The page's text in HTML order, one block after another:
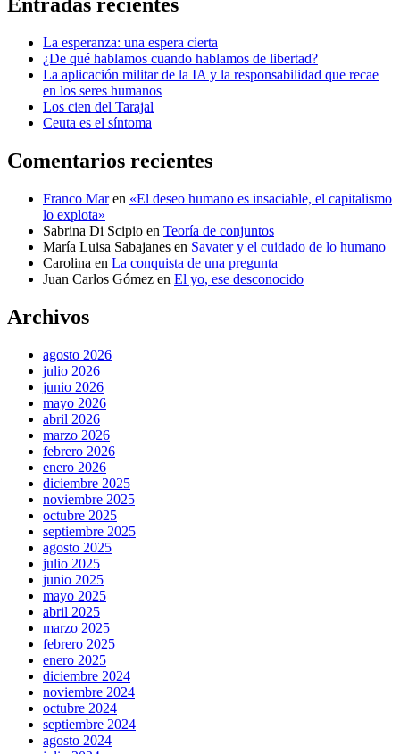
Entradas recientes
La esperanza: una espera cierta
¿De qué hablamos cuando hablamos de libertad?
La aplicación militar de la IA y la responsabilidad que recae
en los seres humanos
Los cien del Tarajal
Ceuta es el síntoma
Comentarios recientes
Franco Maren «El deseo humano es insaciable, el capitalismo
lo explota»
Sabrina Di Scipio en Teoría de conjuntos
María Luisa Sabajanes en Savater y el cuidado de lo humano
Carolina en La conquista de una pregunta
Juan Carlos Gómez en El yo, ese desconocido
Archivos
agosto 2026
julio 2026
junio 2026
mayo 2026
abril 2026
marzo 2026
febrero 2026
enero 2026
diciembre 2025
noviembre 2025
octubre 2025
septiembre 2025
agosto 2025
julio 2025
junio 2025
mayo 2025
abril 2025
marzo 2025
febrero 2025
enero 2025
diciembre 2024
noviembre 2024
octubre 2024
septiembre 2024
agosto 2024